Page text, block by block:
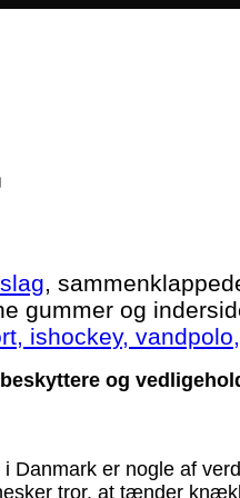
,
gummer og
ishockey,
og
er nogle af
tror, at tænder